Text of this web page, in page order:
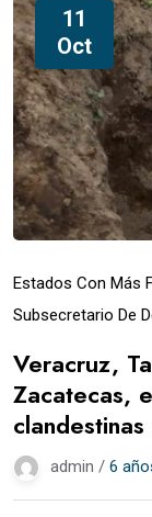
11
Oct
Estados Con Más
Subsecretario De
Veracruz,
Zacatecas,
admin / 6